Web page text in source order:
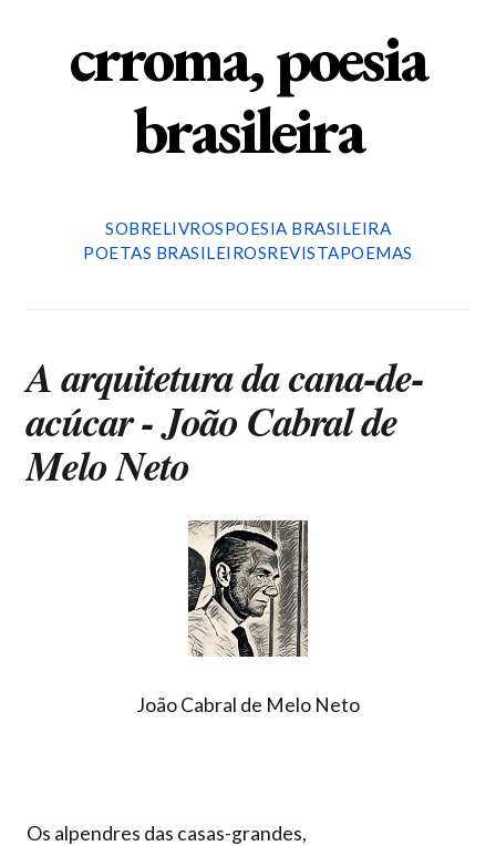
crroma, poesia
brasileira
SOBRELIVROSPOESIA BRASILEIRA
POETAS BRASILEIROSREVISTAPOEMAS
A arquitetura da cana-de-
acúcar - João Cabral de
Melo Neto
João Cabral de Melo Neto
Os alpendres das casas-grandes,